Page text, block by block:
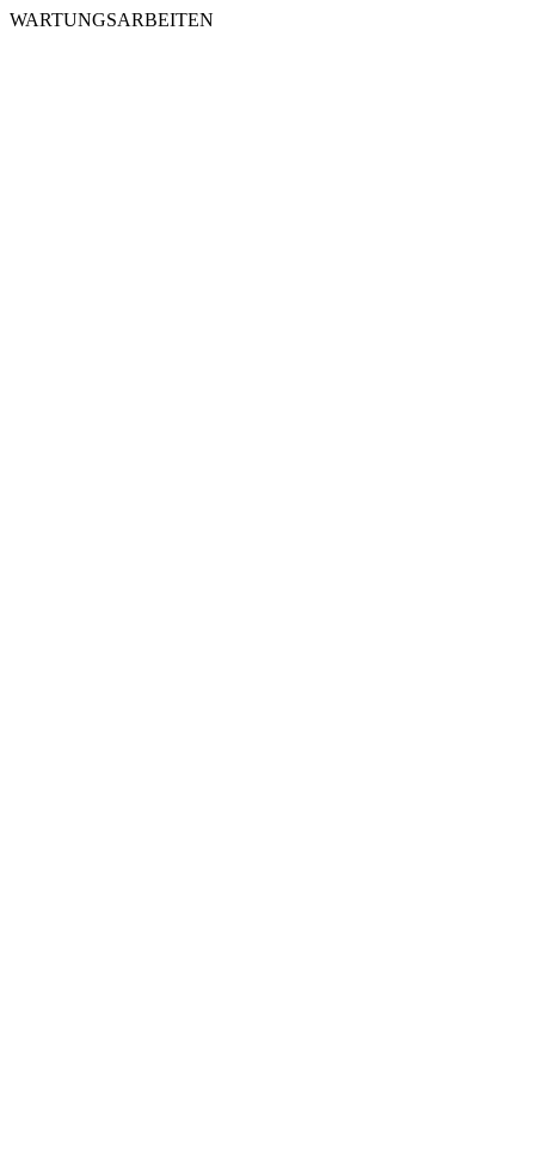
WARTUNGSARBEITEN